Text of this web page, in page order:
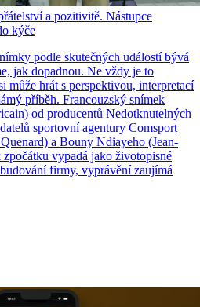
a pozitivitě. Nástupce
kýče
podle skutečných událostí bývá
jak dopadnou. Ne vždy je to
může hrát s perspektivou, interpretací
příběh. Francouzský snímek
od producentů Nedotknutelných
sportovní agentury Comsport
a Bouny Ndiayeho (Jean-
vypadá jako životopisné
firmy, vyprávění zaujímá